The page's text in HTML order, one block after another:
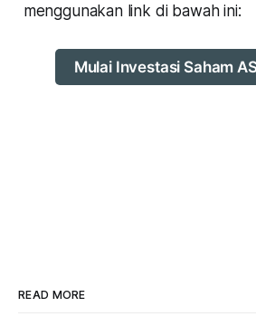
menggunakan link di bawah ini:
Mulai Investasi Saham
READ MORE